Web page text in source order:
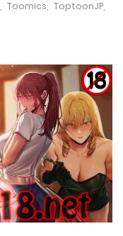
Toomics ToptoonJP